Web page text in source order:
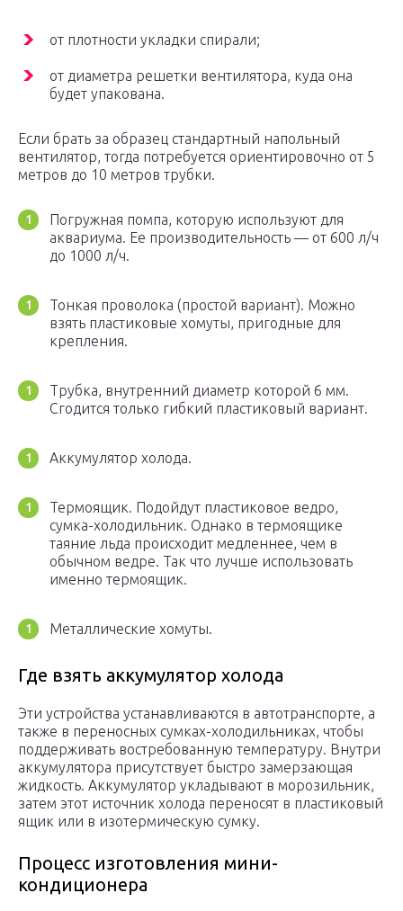
от плотности укладки спирали;
от диаметра решетки вентилятора, куда она
будет упакована.
Если брать за образец стандартный напольный
вентилятор, тогда потребуется ориентировочно от 5
метров до 10 метров трубки.
Погружная помпа, которую используют для
аквариума. Ее производительность — от 600 л/ч
до 1000 л/ч.
Тонкая проволока (простой вариант). Можно
взять пластиковые хомуты, пригодные для
крепления.
Трубка, внутренний диаметр которой 6 мм.
Сгодится только гибкий пластиковый вариант.
Аккумулятор холода.
Термоящик. Подойдут пластиковое ведро,
сумка-холодильник. Однако в термоящике
таяние льда происходит медленнее, чем в
обычном ведре. Так что лучше использовать
именно термоящик.
Металлические хомуты.
Где взять аккумулятор холода
Эти устройства устанавливаются в автотранспорте, а
также в переносных сумках-холодильниках, чтобы
поддерживать востребованную температуру. Внутри
аккумулятора присутствует быстро замерзающая
жидкость. Аккумулятор укладывают в морозильник,
затем этот источник холода переносят в пластиковый
ящик или в изотермическую сумку.
Процесс изготовления мини-
кондиционера